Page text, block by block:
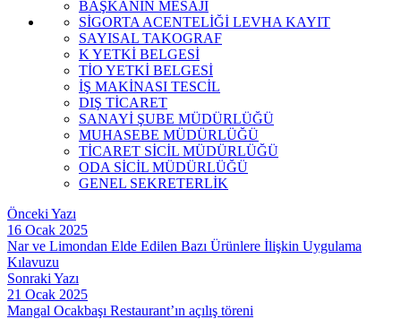
BAŞKANIN MESAJI
SİGORTA ACENTELİĞİ LEVHA KAYIT
SAYISAL TAKOGRAF
K YETKİ BELGESİ
TİO YETKİ BELGESİ
İŞ MAKİNASI TESCİL
DIŞ TİCARET
SANAYİ ŞUBE MÜDÜRLÜĞÜ
MUHASEBE MÜDÜRLÜĞÜ
TİCARET SİCİL MÜDÜRLÜĞÜ
ODA SİCİL MÜDÜRLÜĞÜ
GENEL SEKRETERLİK
Önceki Yazı
16 Ocak 2025
Nar ve Limondan Elde Edilen Bazı Ürünlere İlişkin Uygulama
Kılavuzu
Sonraki Yazı
21 Ocak 2025
Mangal Ocakbaşı Restaurant’ın açılış töreni